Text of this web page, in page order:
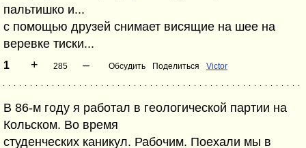
пальтишко и...
с помощью друзей снимает висящие на шее на
веревке тиски...
1 + 285 – Обсудить Поделиться Victor
В 86-м году я работал в геологической партии на
Кольском. Во время
студенческих каникул. Рабочим. Поехали мы в